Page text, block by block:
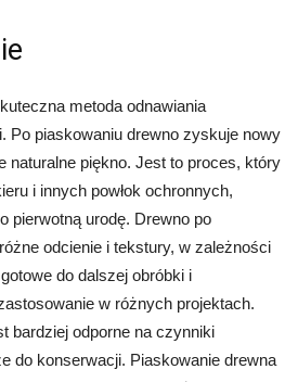
metoda odnawiania
Po piaskowaniu drewno zyskuje nowy
naturalne piękno. Jest to proces, który
i innych powłok ochronnych,
pierwotną urodę. Drewno po
odcienie i tekstury, w zależności
do dalszej obróbki i
w różnych projektach.
bardziej odporne na czynniki
do konserwacji. Piaskowanie drewna